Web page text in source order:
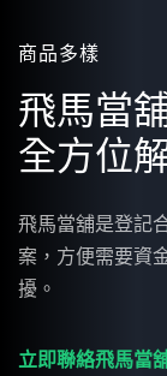
商品多樣
飛馬當
全方位
飛馬當舖是登記
案，方便需要資
擾。
立即聯絡飛馬當